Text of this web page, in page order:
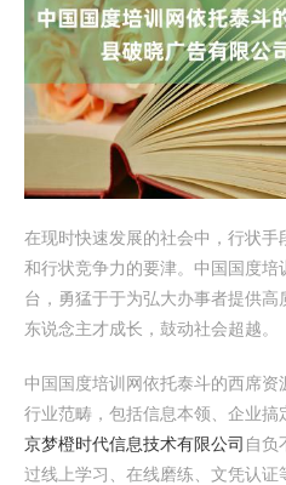
在现时快速发展的社会中，行状
和行状竞争力的要津。中国国度
台，勇猛于于为弘大办事者提供
东说念主才成长，鼓动社会超越。
中国国度培训网依托泰斗的西席
行业范畴，包括信息本领、企业搞
京梦橙时代信息技术有限公司 自负
过线上学习、在线磨练、文凭认证